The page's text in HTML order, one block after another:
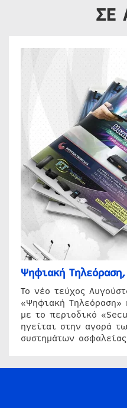
ΣΕ
Ψηφιακή
Το νέο τεύχος
«Ψηφιακή Τηλεόραση»
με το περιοδικό
ηγείται στην αγορά
συστημάτων